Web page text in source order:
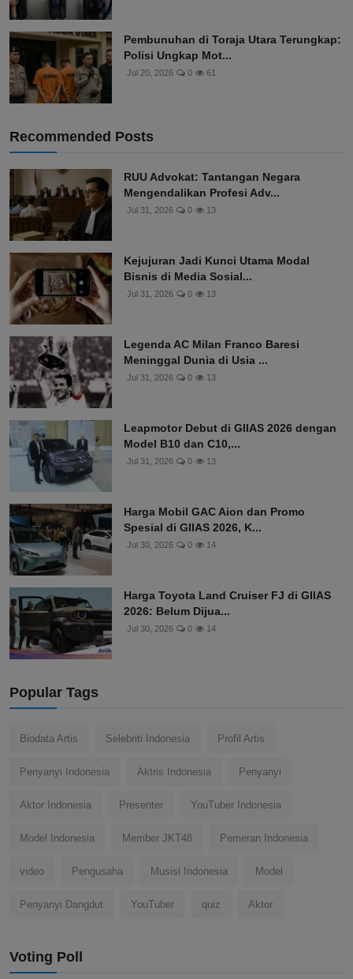
Pembunuhan di Toraja Utara Terungkap:
Polisi Ungkap Mot...
Jul 20, 2026 0 61
Recommended Posts
RUU Advokat: Tantangan Negara
Mengendalikan Profesi Adv...
Jul 31, 2026 0 13
Kejujuran Jadi Kunci Utama Modal
Bisnis di Media Sosial...
Jul 31, 2026 0 13
Legenda AC Milan Franco Baresi
Meninggal Dunia di Usia ...
Jul 31, 2026 0 13
Leapmotor Debut di GIIAS 2026 dengan
Model B10 dan C10,...
Jul 31, 2026 0 13
Harga Mobil GAC Aion dan Promo
Spesial di GIIAS 2026, K...
Jul 30, 2026 0 14
Harga Toyota Land Cruiser FJ di GIIAS
2026: Belum Dijua...
Jul 30, 2026 0 14
Popular Tags
Biodata Artis Selebriti Indonesia Profil Artis
Penyanyi Indonesia Aktris Indonesia Penyanyi
Aktor Indonesia Presenter YouTuber Indonesia
Model Indonesia Member JKT48 Pemeran Indonesia
video Pengusaha Musisi Indonesia Model
Penyanyi Dangdut YouTuber quiz Aktor
Voting Poll